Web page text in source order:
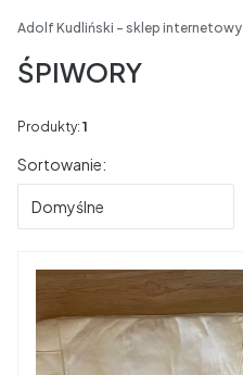
Adolf Kudliński - sklep internetowy
ŚPIWORY
Produkty: 1
Lista produktów
Sortowanie:
Domyślne